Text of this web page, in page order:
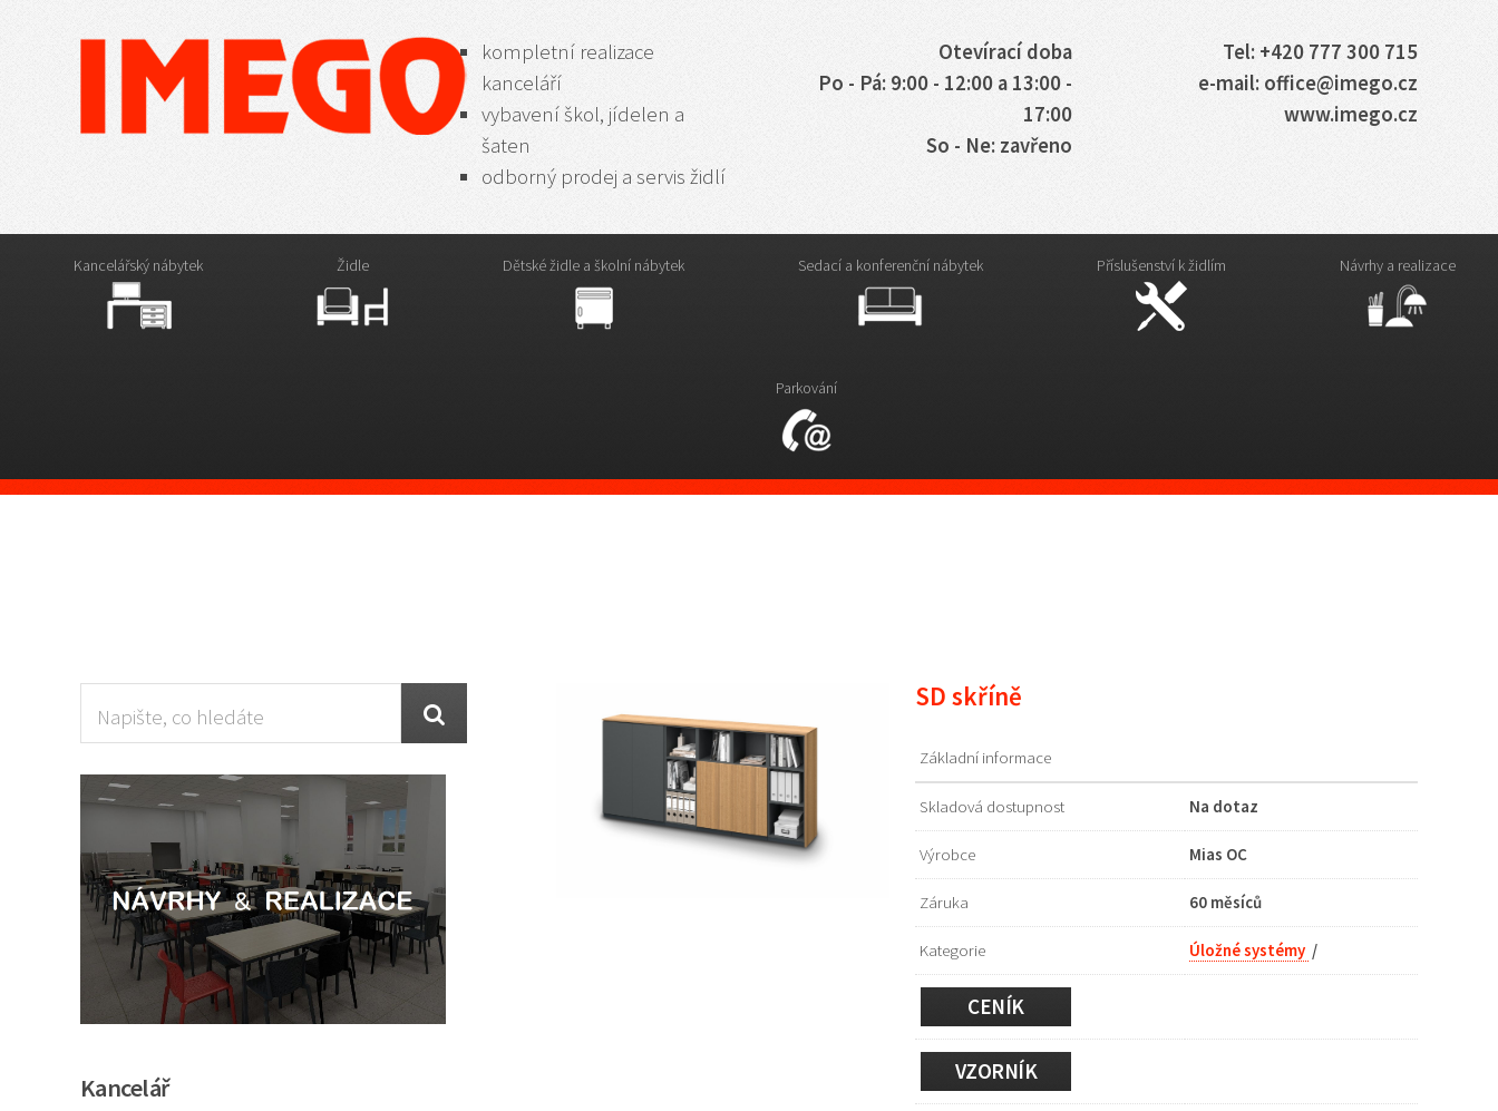
kompletní realizace
kanceláří
vybavení škol, jídelen a
šaten
odborný prodej a servis židlí
Otevírací doba
Po - Pá: 9:00 - 12:00 a 13:00 -
17:00
So - Ne: zavřeno
Tel: +420 777 300 715
e-mail: office@imego.cz
www.imego.cz
Kancelářský nábytek Židle Dětské židle a školní nábytek Sedací a konferenční nábytek Příslušenství k židlím Návrhy a realizace
Parkování
Kancelář
SD skříně
Základní informace
Skladová dostupnost Na dotaz
Výrobce Mias OC
Záruka 60 měsíců
Kategorie Úložné systémy /
CENÍK
VZORNÍK